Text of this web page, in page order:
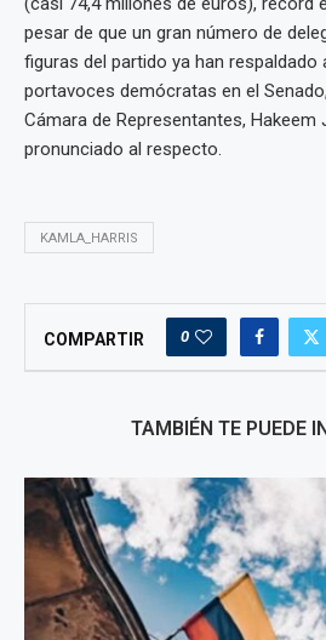
pesar de que un gran número de
figuras del partido ya han respaldado
portavoces demócratas en el
Cámara de Representantes,
pronunciado al respecto.
KAMLA_HARRIS
COMPARTIR 0
TAMBIÉN TE PUEDE